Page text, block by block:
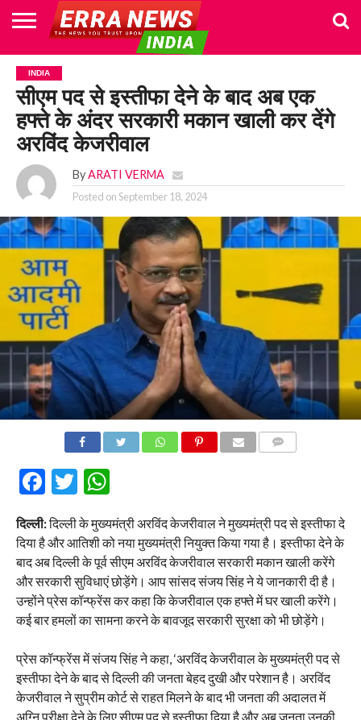
HOME
POLITICS
NEWS
BUSINESS
CULTURE
NATIONAL
SPORTS
LIFESTYLE
TRAVEL
OPINION
BREAKING
NEWS
ENTERTAINMENT
WORLD
CRIME
JOIN
US
INDIA
सीएम पद से इस्तीफा देने के बाद अब एक
हफ्ते के अंदर सरकारी मकान खाली कर देंगे
अरविंद केजरीवाल
By ARATI VERMA
Posted onSeptember 18, 2024
Facebook
Twitter
WhatsApp
दिल्ली:दिल्ली के मुख्यमंत्री अरविंद केजरीवाल ने मुख्यमंत्री पद से इस्तीफा दे
दिया है और आतिशी को नया मुख्यमंत्री नियुक्त किया गया है। इस्तीफा देने के
बाद अब दिल्ली के पूर्व सीएम अरविंद केजरीवाल सरकारी मकान खाली करेंगे
और सरकारी सुविधाएं छोड़ेंगे। आप सांसद संजय सिंह ने ये जानकारी दी है।
उन्होंने प्रेस कॉन्फ्रेंस कर कहा कि केजरीवाल एक हफ्ते में घर खाली करेंगे।
कई बार हमलों का सामना करने के बावजूद सरकारी सुरक्षा को भी छोड़ेंगे।
प्रेस कॉन्फ्रेंस में संजय सिंह ने कहा, ‘अरविंद केजरीवाल के मुख्यमंत्री पद से
इस्तीफा देने के बाद से दिल्ली की जनता बेहद दुखी और परेशान है। अरविंद
केजरीवाल ने सुप्रीम कोर्ट से राहत मिलने के बाद भी जनता की अदालत में
अग्नि परीक्षा देने के लिए सीएम पद से इस्तीफा दिया है और अब जनता उनकी